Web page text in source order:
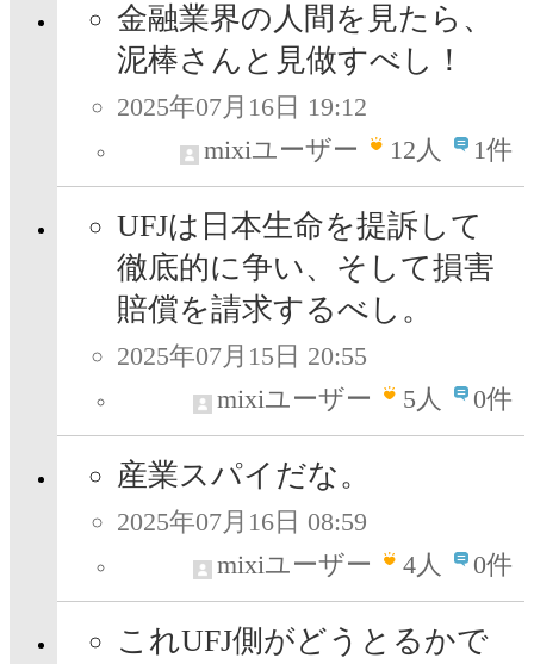
金融業界の人間を見たら、
泥棒さんと見做すべし！
2025年07月16日 19:12
mixiユーザー
12人 1件
UFJは日本生命を提訴して
徹底的に争い、そして損害
賠償を請求するべし。
2025年07月15日 20:55
mixiユーザー
5人 0件
産業スパイだな。
2025年07月16日 08:59
mixiユーザー
4人 0件
これUFJ側がどうとるかで